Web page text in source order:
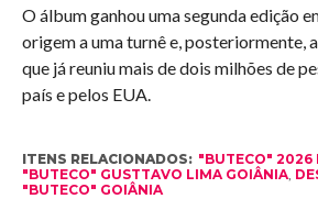
O álbum ganhou uma segunda edição
origem a uma turnê e, posteriormente,
que já reuniu mais de dois milhões de
país e pelos EUA.
ITENS RELACIONADOS: "BUTECO" 2026
"BUTECO" GUSTTAVO LIMA GOIÂNIA,
"BUTECO" GOIÂNIA